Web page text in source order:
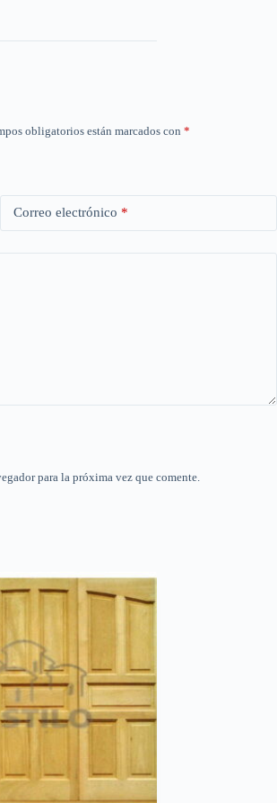
obligatorios están marcados con *
Correo electrónico *
para la próxima vez que comente.